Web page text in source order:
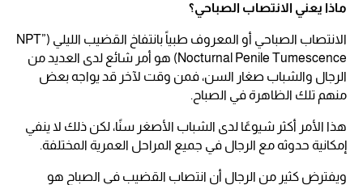
ماذا يعني الانتصاب الصباحي؟
الانتصاب الصباحي أو المعروف طبياً بانتفاخ القضيب الليلي (NPT”
Nocturnal Penile Tumescence) هو أمر شائع لدى العديد من
الرجال والشباب صغار السن، فمن وقت لآخر قد يواجه بعض
منهم تلك الظاهرة في الصباح.
هذا الأمر أكثر شيوعًا لدى الشباب الأصغر سنًا، لكن ذلك لا ينفي
إمكانية حدوثه مع الرجال في جميع المراحل العمرية المختلفة.
ويفترض كثير من الرجال أن انتصاب القضيب في الصباح هو